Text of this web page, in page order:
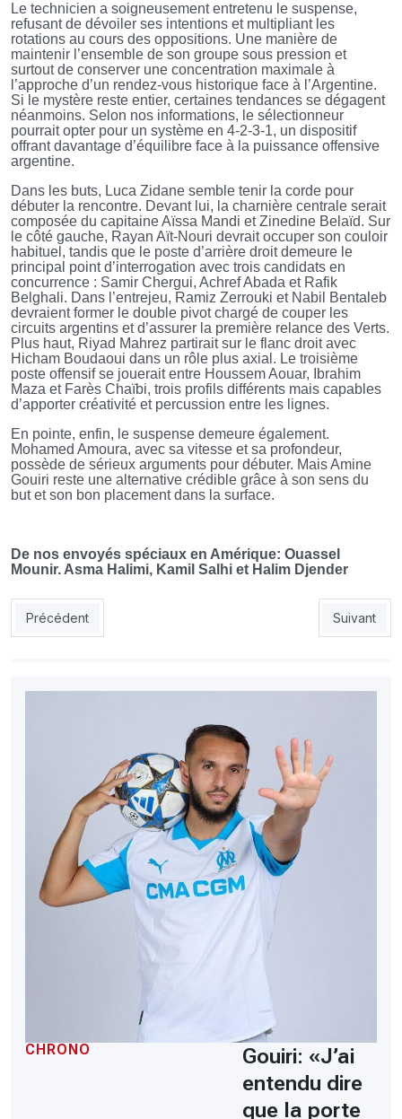
Le technicien a soigneusement entretenu le suspense,
refusant de dévoiler ses intentions et multipliant les
rotations au cours des oppositions. Une manière de
maintenir l’ensemble de son groupe sous pression et
surtout de conserver une concentration maximale à
l’approche d’un rendez-vous historique face à l’Argentine.
Si le mystère reste entier, certaines tendances se dégagent
néanmoins. Selon nos informations, le sélectionneur
pourrait opter pour un système en 4-2-3-1, un dispositif
offrant davantage d’équilibre face à la puissance offensive
argentine.
Dans les buts, Luca Zidane semble tenir la corde pour
débuter la rencontre. Devant lui, la charnière centrale serait
composée du capitaine Aïssa Mandi et Zinedine Belaïd. Sur
le côté gauche, Rayan Aït-Nouri devrait occuper son couloir
habituel, tandis que le poste d’arrière droit demeure le
principal point d’interrogation avec trois candidats en
concurrence : Samir Chergui, Achref Abada et Rafik
Belghali. Dans l’entrejeu, Ramiz Zerrouki et Nabil Bentaleb
devraient former le double pivot chargé de couper les
circuits argentins et d’assurer la première relance des Verts.
Plus haut, Riyad Mahrez partirait sur le flanc droit avec
Hicham Boudaoui dans un rôle plus axial. Le troisième
poste offensif se jouerait entre Houssem Aouar, Ibrahim
Maza et Farès Chaïbi, trois profils différents mais capables
d’apporter créativité et percussion entre les lignes.
En pointe, enfin, le suspense demeure également.
Mohamed Amoura, avec sa vitesse et sa profondeur,
possède de sérieux arguments pour débuter. Mais Amine
Gouiri reste une alternative crédible grâce à son sens du
but et son bon placement dans la surface.
De nos envoyés spéciaux en Amérique: Ouassel
Mounir. Asma Halimi, Kamil Salhi et Halim Djender
Article précédent : Algérie - Argentine: retrouvailles seize ans
Précédent Article
Suivant
CHRONO
Gouiri: «J’ai
entendu dire
que la porte